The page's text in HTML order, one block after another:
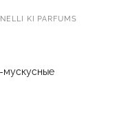
KI PARFUMS
мускусные